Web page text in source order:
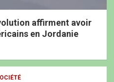
affirment avoir
en Jordanie